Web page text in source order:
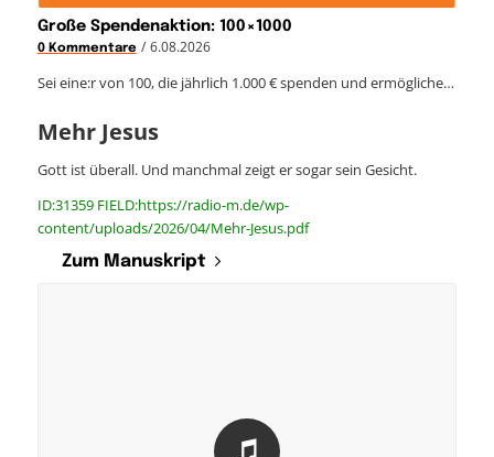
Große Spendenaktion: 100×1000
0 Kommentare / 6.08.2026
Sei eine:r von 100, die jährlich 1.000 € spenden und ermögliche…
Mehr Jesus
Gott ist überall. Und manchmal zeigt er sogar sein Gesicht.
ID:31359 FIELD:https://radio-m.de/wp-
content/uploads/2026/04/Mehr-Jesus.pdf
Zum Manuskript